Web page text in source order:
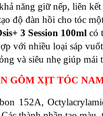
năng giữ nếp, liên
độ đàn hồi cho tóc
3 Session 100ml có
với nhiều loại sáp
và siêu nhẹ giúp
GÔM XỊT TÓC NAM
152A,